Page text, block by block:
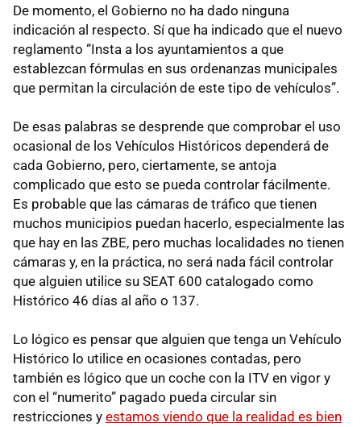
De momento, el Gobierno no ha dado ninguna
indicación al respecto. Sí que ha indicado que el nuevo
reglamento “Insta a los ayuntamientos a que
establezcan fórmulas en sus ordenanzas municipales
que permitan la circulación de este tipo de vehículos”.
De esas palabras se desprende que comprobar el uso
ocasional de los Vehículos Históricos dependerá de
cada Gobierno, pero, ciertamente, se antoja
complicado que esto se pueda controlar fácilmente.
Es probable que las cámaras de tráfico que tienen
muchos municipios puedan hacerlo, especialmente las
que hay en las ZBE, pero muchas localidades no tienen
cámaras y, en la práctica, no será nada fácil controlar
que alguien utilice su SEAT 600 catalogado como
Histórico 46 días al año o 137.
Lo lógico es pensar que alguien que tenga un Vehículo
Histórico lo utilice en ocasiones contadas, pero
también es lógico que un coche con la ITV en vigor y
con el “numerito” pagado pueda circular sin
restricciones y estamos viendo que la realidad es bien